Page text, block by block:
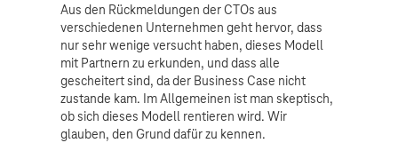
Aus den Rückmeldungen der CTOs aus
verschiedenen Unternehmen geht hervor, dass
nur sehr wenige versucht haben, dieses Modell
mit Partnern zu erkunden, und dass alle
gescheitert sind, da der Business Case nicht
zustande kam. Im Allgemeinen ist man skeptisch,
ob sich dieses Modell rentieren wird. Wir
glauben, den Grund dafür zu kennen.